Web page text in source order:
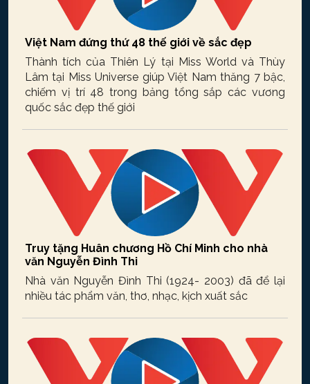
Việt Nam đứng thứ 48 thế giới về sắc đẹp
Thành tích của Thiên Lý tại Miss World và Thùy
Lâm tại Miss Universe giúp Việt Nam thăng 7 bậc,
chiếm vị trí 48 trong bảng tổng sắp các vương
quốc sắc đẹp thế giới
Truy tặng Huân chương Hồ Chí Minh cho nhà
văn Nguyễn Đình Thi
Nhà văn Nguyễn Đình Thi (1924- 2003) đã để lại
nhiều tác phẩm văn, thơ, nhạc, kịch xuất sắc